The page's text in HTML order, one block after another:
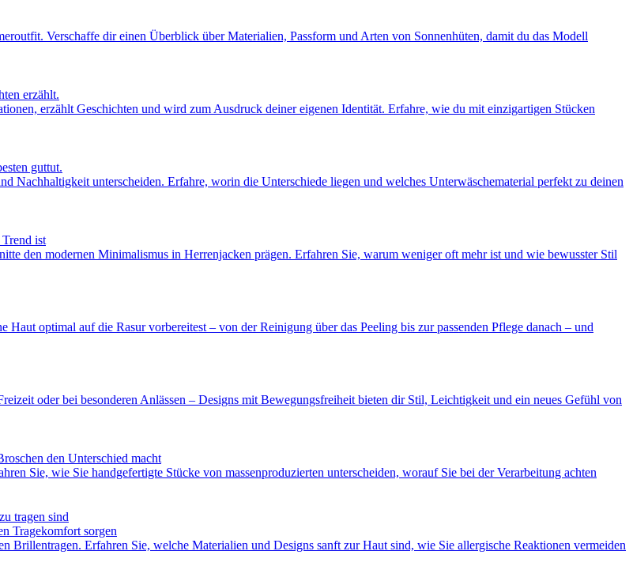
Verschaffe dir einen Überblick über Materialien, Passform und Arten von Sonnenhüten, damit du das Modell
erzählt.
erzählt Geschichten und wird zum Ausdruck deiner eigenen Identität. Erfahre, wie du mit einzigartigen Stücken
guttut.
Nachhaltigkeit unterscheiden. Erfahre, worin die Unterschiede liegen und welches Unterwäschematerial perfekt zu deinen
ist
den modernen Minimalismus in Herrenjacken prägen. Erfahren Sie, warum weniger oft mehr ist und wie bewusster Stil
optimal auf die Rasur vorbereitest – von der Reinigung über das Peeling bis zur passenden Pflege danach – und
oder bei besonderen Anlässen – Designs mit Bewegungsfreiheit bieten dir Stil, Leichtigkeit und ein neues Gefühl von
den Unterschied macht
Sie, wie Sie handgefertigte Stücke von massenproduzierten unterscheiden, worauf Sie bei der Verarbeitung achten
tragen sind
Tragekomfort sorgen
Erfahren Sie, welche Materialien und Designs sanft zur Haut sind, wie Sie allergische Reaktionen vermeiden